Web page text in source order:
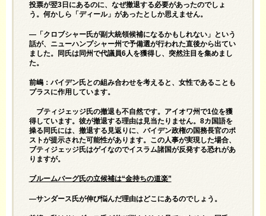
投票が翌3日にあるのに、なぜ撤退する必要があったのでしょ
う。何かしら「ディール」があったとしか思えません。
—「クロブシャー氏が副大統領候補になるかもしれない」という
話が、ニューハンプシャー州で予備選が行われた直後から出てい
ました。同氏は同州で代議員6人を獲得し、突然注目を集めまし
た。
前嶋：バイデン氏との組み合わせを考えると、女性であることも
プラスに作用しています。
ブティジェッジ氏の撤退も不自然です。アイオワ州で1位を獲
得しています。彼が撤退する理由は見当たりません。8カ国語を
操る同氏には、撤退する見返りに、バイデン政権の国務長官のポ
ストが提示された可能性があります。この人事が実現した場合、
ブティジェッジ氏はゲイなのでイスラム諸国が反発する恐れがあ
りますが。
ブルームバーグ氏の立候補は“金持ちの道楽”
—サンダース氏が伸び悩んだ理由はどこにあるのでしょう。